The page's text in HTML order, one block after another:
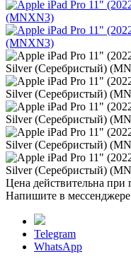
Цена действительна при
Напишите в мессенджере
Telegram
WhatsApp